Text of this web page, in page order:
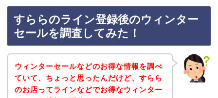
すららのライン登録後のウィンター
セールを調査してみた！
ウィンターセールなどのお得な情報を調べ
ていて、ちょっと思ったんだけど、すらら
のお店ってラインなどでお得なウィンター